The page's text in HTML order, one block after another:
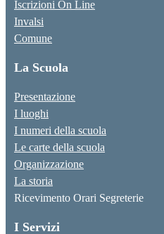
Iscrizioni On Line
Invalsi
Comune
La Scuola
Presentazione
I luoghi
I numeri della scuola
Le carte della scuola
Organizzazione
La storia
Ricevimento Orari Segreterie
I Servizi